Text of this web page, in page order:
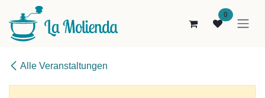
Zum Inhalt springen
0
Alle Veranstaltungen